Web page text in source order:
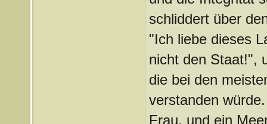
schliddert über
"Ich liebe dieses
nicht den Staat!",
die bei den
verstanden
Frau, und ein